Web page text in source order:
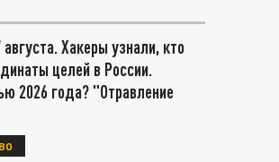
Хакеры узнали, кто
целей в России.
2026 года? "Отравление